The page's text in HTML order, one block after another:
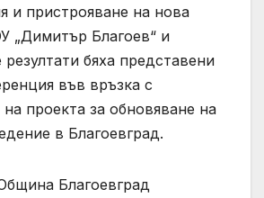
и пристрояване на нова
„Димитър Благоев“ и
резултати бяха представени
във връзка с
проекта за обновяване на
в Благоевград.
Благоевград